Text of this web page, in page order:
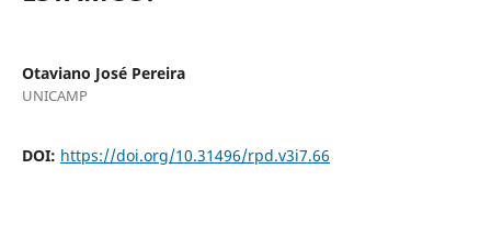
Otaviano José Pereira
UNICAMP
DOI: https://doi.org/10.31496/rpd.v3i7.66